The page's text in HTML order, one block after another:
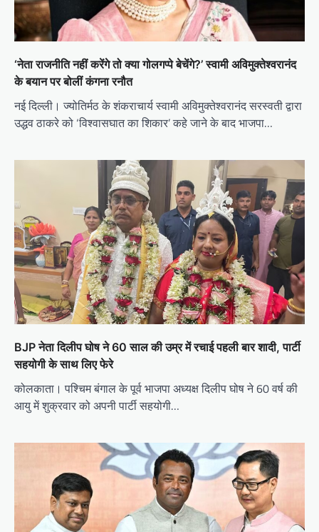
‘नेता राजनीति नहीं करेंगे तो क्या गोलगप्पे बेचेंगे?’ स्वामी अविमुक्तेश्वरानंद
के बयान पर बोलीं कंगना रनौत
नई दिल्ली। ज्योतिर्मठ के शंकराचार्य स्वामी अविमुक्तेश्वरानंद सरस्वती द्वारा
उद्धव ठाकरे को ‘विश्वासघात का शिकार’ कहे जाने के बाद भाजपा…
BJP नेता दिलीप घोष ने 60 साल की उम्र में रचाई पहली बार शादी, पार्टी
सहयोगी के साथ लिए फेरे
कोलकाता। पश्चिम बंगाल के पूर्व भाजपा अध्यक्ष दिलीप घोष ने 60 वर्ष की
आयु में शुक्रवार को अपनी पार्टी सहयोगी…